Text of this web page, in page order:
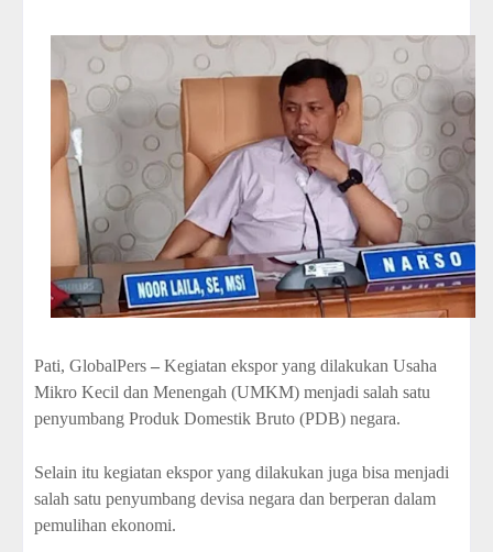
Pati, GlobalPers – Kegiatan ekspor yang dilakukan Usaha
Mikro Kecil dan Menengah (UMKM) menjadi salah satu
penyumbang Produk Domestik Bruto (PDB) negara.
Selain itu kegiatan ekspor yang dilakukan juga bisa menjadi
salah satu penyumbang devisa negara dan berperan dalam
pemulihan ekonomi.